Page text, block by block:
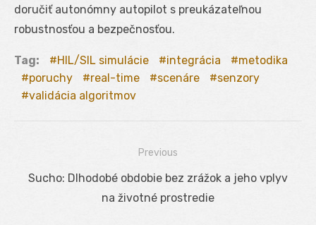
doručiť autonómny autopilot s preukázateľnou
robustnosťou a bezpečnosťou.
Tag: HIL/SIL simulácie integrácia
metodika
poruchy
real-time scenáre
senzory
validácia algoritmov
Navigácia
Previous
Previous
Sucho: Dlhodobé obdobie bez zrážok a jeho vplyv
na životné prostredie